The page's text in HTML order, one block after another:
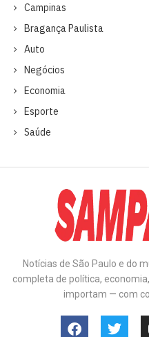
Campinas
Bragança Paulista
Auto
Negócios
Economia
Esporte
Saúde
Notícias de São Paulo e do
completa de política,
importam — com